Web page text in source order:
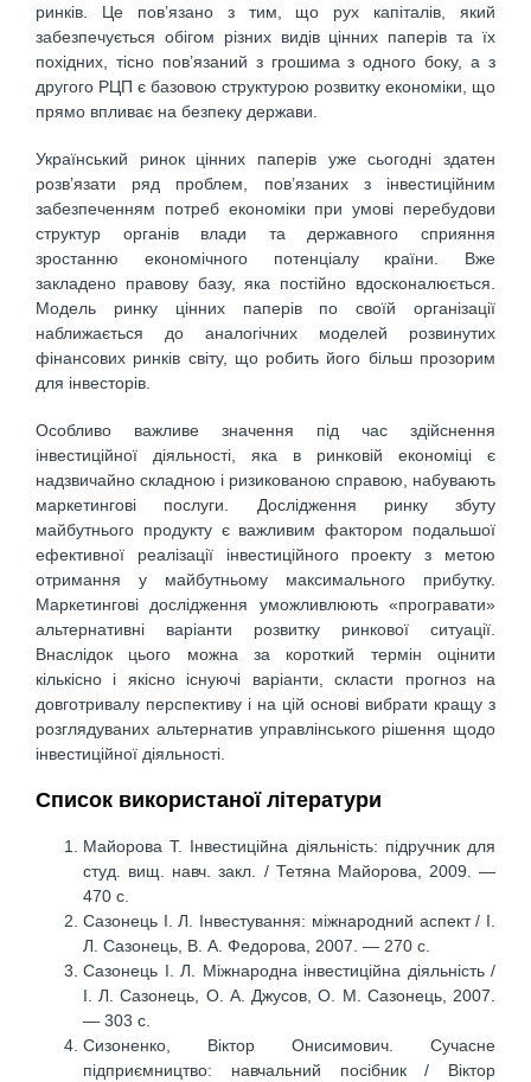
ринків. Це пов’язано з тим, що рух капіталів, який
забезпечується обігом різних видів цінних паперів та їх
похідних, тісно пов’язаний з грошима з одного боку, а з
другого РЦП є базовою структурою розвитку економіки, що
прямо впливає на безпеку держави.
Український ринок цінних паперів уже сьогодні здатен
розв’язати ряд проблем, пов’язаних з інвестиційним
забезпеченням потреб економіки при умові перебудови
структур органів влади та державного сприяння
зростанню економічного потенціалу країни. Вже
закладено правову базу, яка постійно вдосконалюється.
Модель ринку цінних паперів по своїй організації
наближається до аналогічних моделей розвинутих
фінансових ринків світу, що робить його більш прозорим
для інвесторів.
Особливо важливе значення під час здійснення
інвестиційної діяльності, яка в ринковій економіці є
надзвичайно складною і ризикованою справою, набувають
маркетингові послуги. Дослідження ринку збуту
майбутнього продукту є важливим фактором подальшої
ефективної реалізації інвестиційного проекту з метою
отримання у майбутньому максимального прибутку.
Маркетингові дослідження уможливлюють «програвати»
альтернативні варіанти розвитку ринкової ситуації.
Внаслідок цього можна за короткий термін оцінити
кількісно і якісно існуючі варіанти, скласти прогноз на
довготривалу перспективу і на цій основі вибрати кращу з
розглядуваних альтернатив управлінського рішення щодо
інвестиційної діяльності.
Список використаної літератури
Майорова Т. Інвестиційна діяльність: підручник для
студ. вищ. навч. закл. / Тетяна Майорова, 2009. —
470 с.
Сазонець І. Л. Інвестування: міжнародний аспект / І.
Л. Сазонець, В. А. Федорова, 2007. — 270 с.
Сазонець І. Л. Міжнародна інвестиційна діяльність /
І. Л. Сазонець, О. А. Джусов, О. М. Сазонець, 2007.
— 303 с.
Сизоненко, Віктор Онисимович. Сучасне
підприємництво: навчальний посібник / Віктор